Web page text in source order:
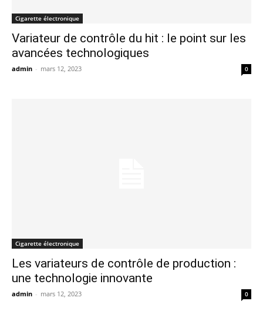
Cigarette électronique
Variateur de contrôle du hit : le point sur les
avancées technologiques
admin - mars 12, 2023 0
Cigarette électronique
Les variateurs de contrôle de production :
une technologie innovante
admin - mars 12, 2023 0